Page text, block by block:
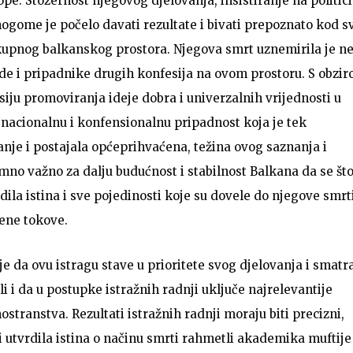
je počelo davati rezultate i bivati prepoznato kod
balkanskog prostora. Njegova smrt uznemirila je ne
i pripadnike drugih konfesija na ovom prostoru. S
promoviranja ideje dobra i univerzalnih vrijednosti u
i konfensionalnu pripadnost koja je tek
i postajala općeprihvaćena, težina ovog saznanja i
važno za dalju budućnost i stabilnost Balkana da se što
istina i sve pojedinosti koje su dovele do njegove
tokove.
da ovu istragu stave u prioritete svog djelovanja i
i da u postupke istražnih radnji uključe najrelevantije
Rezultati istražnih radnji moraju biti precizni,
utvrdila istina o načinu smrti rahmetli akademika muftije